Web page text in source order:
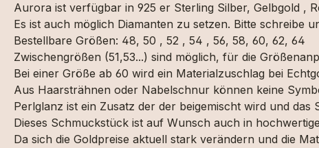
Aurora ist verfügbar in 925 er Sterling Silber, Gelbgold ,
Es ist auch möglich Diamanten zu setzen. Bitte schreibe
Bestellbare Größen: 48, 50 , 52 , 54 , 56, 58, 60, 62, 64
Zwischengrößen (51,53...) sind möglich, für die
Bei einer Größe ab 60 wird ein Materialzuschlag bei
Aus Haarsträhnen oder Nabelschnur können keine
Perlglanz ist ein Zusatz der der beigemischt wird und
Dieses Schmuckstück ist auf Wunsch auch in
Da sich die Goldpreise aktuell stark verändern und die